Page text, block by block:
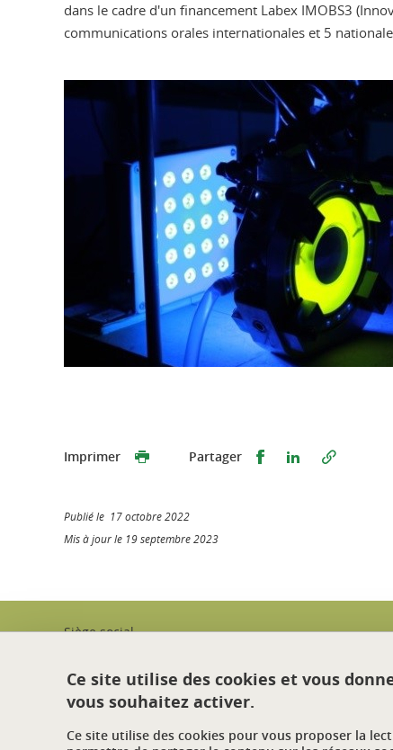
dans le cadre d'un financement Labex IMOBS3
communications orales internationales et 5
Imprimer Partager Partager surPartager sur
Publié le 17 octobre 2022
Mis à jour le 19 septembre 2023
Siège social
2, avenue Blaise Pascal,
63170 Aubière
Courriel :asso.codegepra@sigma-clermont.fr
Ce site utilise des cookies et vous
vous souhaitez activer.
Ce site utilise des cookies pour vous proposer la